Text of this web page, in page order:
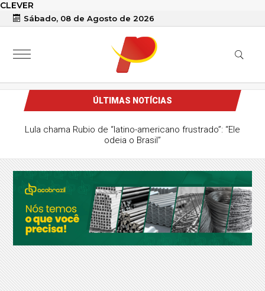
CLEVER
Sábado, 08 de Agosto de 2026
ÚLTIMAS NOTÍCIAS
Lula chama Rubio de “latino-americano frustrado”: “Ele
odeia o Brasil”